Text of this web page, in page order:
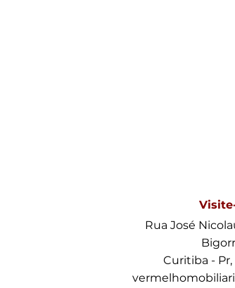
Rua José
Curitiba -